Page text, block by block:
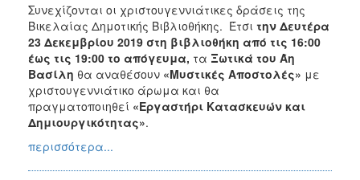
Συνεχίζονται οι χριστουγεννιάτικες δράσεις της
Βικελαίας Δημοτικής Βιβλιοθήκης. Έτσι την Δευτέρα
23 Δεκεμβρίου 2019 στη βιβλιοθήκη από τις 16:00
έως τις 19:00 το απόγευμα, τα Ξωτικά του Άη
Βασίλη θα αναθέσουν «Μυστικές Αποστολές» με
χριστουγεννιάτικο άρωμα και θα
πραγματοποιηθεί «Εργαστήρι Κατασκευών και
Δημιουργικότητας».
περισσότερα...